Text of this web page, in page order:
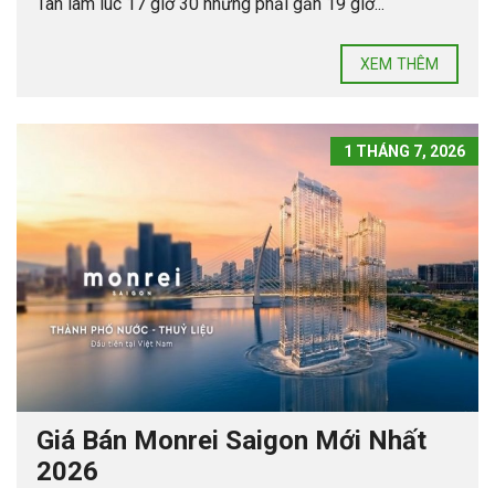
XEM THÊM
1 THÁNG 7, 2026
Giá Bán Monrei Saigon Mới Nhất
2026